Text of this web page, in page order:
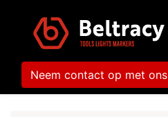
Neem contact op met ons